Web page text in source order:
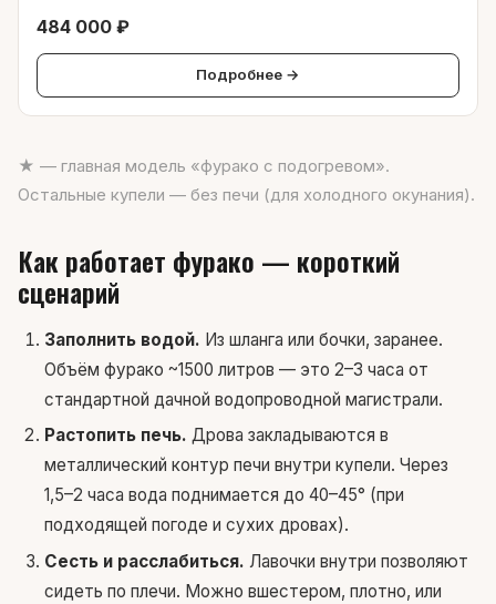
484 000 ₽
Подробнее →
★ — главная модель «фурако с подогревом».
Остальные купели — без печи (для холодного окунания).
Как работает фурако — короткий
сценарий
Заполнить водой. Из шланга или бочки, заранее.
Объём фурако ~1500 литров — это 2–3 часа от
стандартной дачной водопроводной магистрали.
Растопить печь. Дрова закладываются в
металлический контур печи внутри купели. Через
1,5–2 часа вода поднимается до 40–45° (при
подходящей погоде и сухих дровах).
Сесть и расслабиться. Лавочки внутри позволяют
сидеть по плечи. Можно вшестером, плотно, или